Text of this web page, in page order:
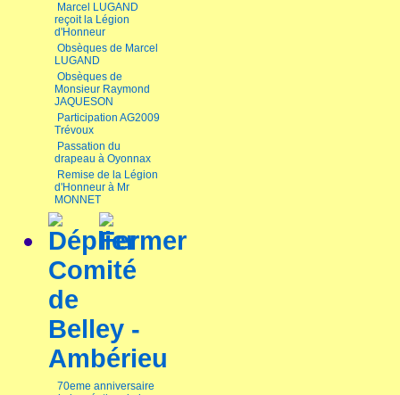
Marcel LUGAND
reçoit la Légion
d'Honneur
Obsèques de Marcel
LUGAND
Obsèques de
Monsieur Raymond
JAQUESON
Participation AG2009
Trévoux
Passation du
drapeau à Oyonnax
Remise de la Légion
d'Honneur à Mr
MONNET
Comité
de
Belley -
Ambérieu
70eme anniversaire